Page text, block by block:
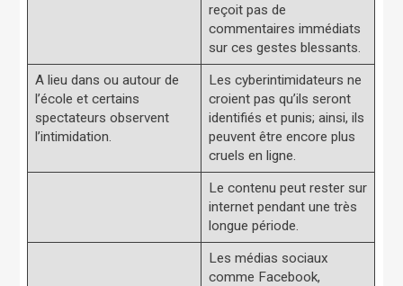
reçoit pas de
commentaires immédiats
sur ces gestes blessants.
A lieu dans ou autour de
l’école et certains
spectateurs observent
l’intimidation.
Les cyberintimidateurs ne
croient pas qu’ils seront
identifiés et punis; ainsi, ils
peuvent être encore plus
cruels en ligne.
Le contenu peut rester sur
internet pendant une très
longue période.
Les médias sociaux
comme Facebook,